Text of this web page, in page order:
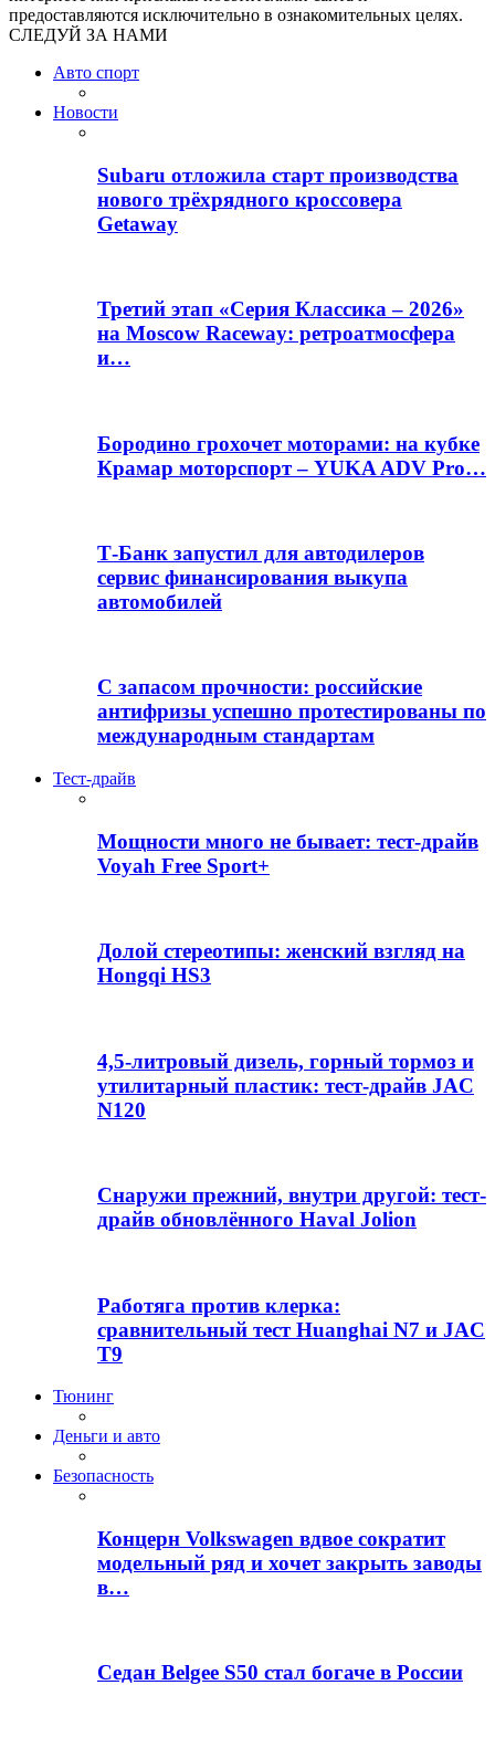
предоставляются исключительно в ознакомительных целях.
СЛЕДУЙ ЗА НАМИ
Авто спорт
Новости
Subaru отложила старт производства
нового трёхрядного кроссовера
Getaway
Третий этап «Серия Классика – 2026»
на Moscow Raceway: ретроатмосфера
и…
Бородино грохочет моторами: на кубке
Крамар моторспорт – YUKA ADV Pro…
Т-Банк запустил для автодилеров
сервис финансирования выкупа
автомобилей
С запасом прочности: российские
антифризы успешно протестированы по
международным стандартам
Тест-драйв
Мощности много не бывает: тест-драйв
Voyah Free Sport+
Долой стереотипы: женский взгляд на
Hongqi HS3
4,5-литровый дизель, горный тормоз и
утилитарный пластик: тест-драйв JAC
N120
Снаружи прежний, внутри другой: тест-
драйв обновлённого Haval Jolion
Работяга против клерка:
сравнительный тест Huanghai N7 и JAC
T9
Тюнинг
Деньги и авто
Безопасность
Концерн Volkswagen вдвое сократит
модельный ряд и хочет закрыть заводы
в…
Седан Belgee S50 стал богаче в России